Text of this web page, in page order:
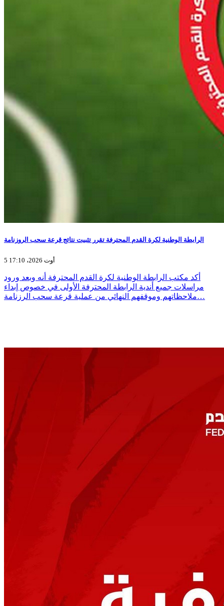
الرابطة الوطنية لكرة القدم المحترفة تقرر تثبيت نتائج قرعة سحب الروزنامة
5 أوت 2026، 17:10
أكد مكتب الرابطة الوطنية لكرة القدم المحترفة أنه وبعد ورود
مراسلات جميع أندية الرابطة المحترفة الأولى في خصوص إبداء
ملاحظاتهم وموقفهم النهائي من عملية قرعة سحب الرزنامة…